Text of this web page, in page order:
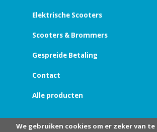
Elektrische Scooters
Scooters & Brommers
Gespreide Betaling
Contact
Alle producten
We gebruiken cookies om er zeker van